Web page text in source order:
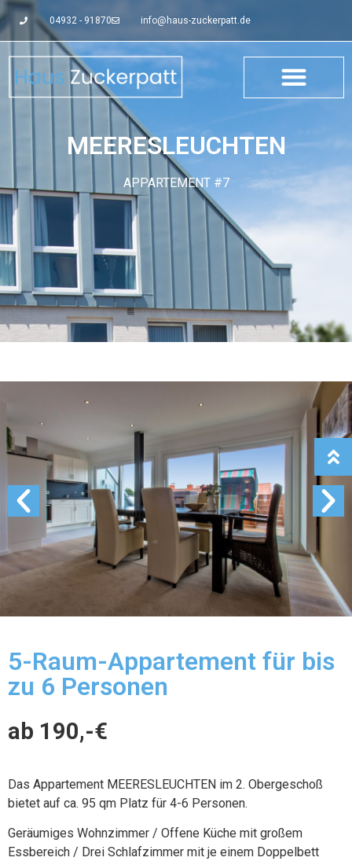
04932 - 91870 info@haus-zuckerpatt.de
MEERESLEUCHTEN
APPARTEMENT #7
5-Raum-Appartement für bis
zu 6 Personen
ab 190,-€
Das Appartement MEERESLEUCHTEN im 2. Obergeschoß
bietet auf ca. 95 qm Platz für 4-6 Personen.
Geräumiges Wohnzimmer / Offene Küche mit großem
Essbereich / Drei Schlafzimmer mit je einem Doppelbett